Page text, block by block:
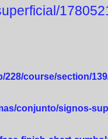
course/section/
conjunto/signos-